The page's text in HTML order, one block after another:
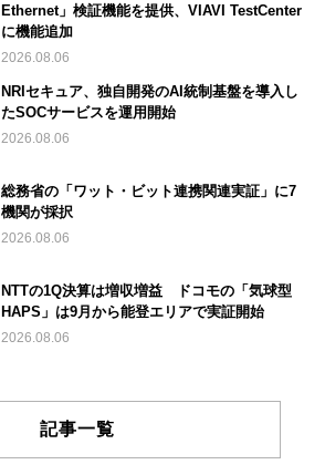
Ethernet」検証機能を提供、VIAVI TestCenter
に機能追加
2026.08.06
NRIセキュア、独自開発のAI統制基盤を導入し
たSOCサービスを運用開始
2026.08.06
総務省の「ワット・ビット連携関連実証」に7
機関が採択
2026.08.06
NTTの1Q決算は増収増益 ドコモの「気球型
HAPS」は9月から能登エリアで実証開始
2026.08.06
記事一覧